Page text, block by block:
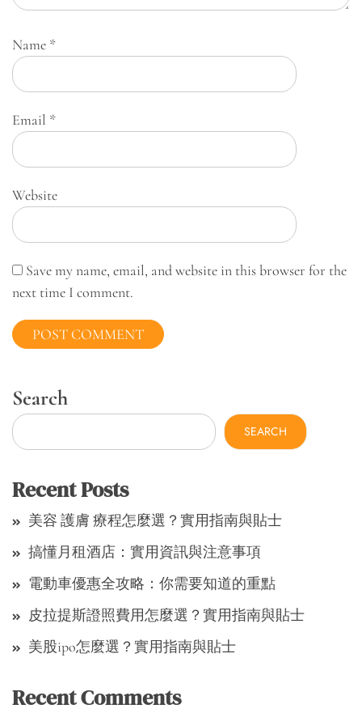
Name *
Email *
Website
Save my name, email, and website in this browser for the
next time I comment.
Search
SEARCH
Recent Posts
美容 護膚 療程怎麼選？實用指南與貼士
搞懂月租酒店：實用資訊與注意事項
電動車優惠全攻略：你需要知道的重點
皮拉提斯證照費用怎麼選？實用指南與貼士
美股ipo怎麼選？實用指南與貼士
Recent Comments